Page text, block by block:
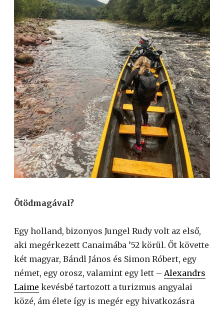
Ötödmagával?
Egy holland, bizonyos Jungel Rudy volt az első,
aki megérkezett Canaimába ’52 körül. Őt követte
két magyar, Bándl János és Simon Róbert, egy
német, egy orosz, valamint egy lett – Alexandrs
Laime kevésbé tartozott a turizmus angyalai
közé, ám élete így is megér egy hivatkozásra